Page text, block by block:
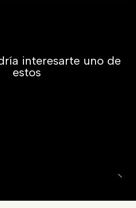
interesarte uno de
estos